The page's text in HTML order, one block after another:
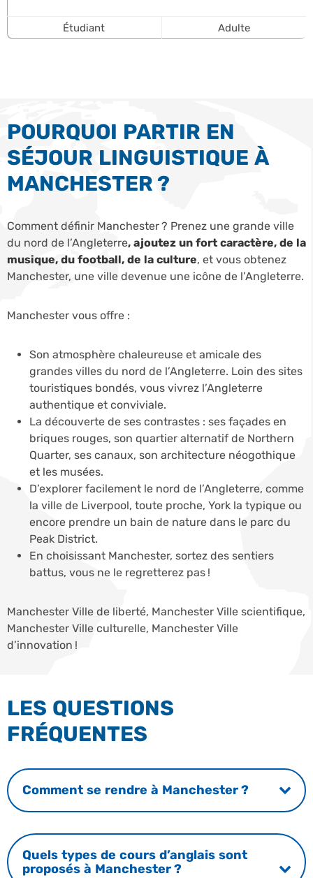
Étudiant Adulte
POURQUOI PARTIR EN
SÉJOUR LINGUISTIQUE À
MANCHESTER ?
Comment définir Manchester ? Prenez une grande ville
du nord de l’Angleterre, ajoutez un fort caractère, de la
musique, du football, de la culture, et vous obtenez
Manchester, une ville devenue une icône de l’Angleterre.
Manchester vous offre :
Son atmosphère chaleureuse et amicale des
grandes villes du nord de l’Angleterre. Loin des sites
touristiques bondés, vous vivrez l’Angleterre
authentique et conviviale.
La découverte de ses contrastes : ses façades en
briques rouges, son quartier alternatif de Northern
Quarter, ses canaux, son architecture néogothique
et les musées.
D’explorer facilement le nord de l’Angleterre, comme
la ville de Liverpool, toute proche, York la typique ou
encore prendre un bain de nature dans le parc du
Peak District.
En choisissant Manchester, sortez des sentiers
battus, vous ne le regretterez pas !
Manchester Ville de liberté, Manchester Ville scientifique,
Manchester Ville culturelle, Manchester Ville
d’innovation !
LES QUESTIONS
FRÉQUENTES
Comment se rendre à Manchester ?
Quels types de cours d’anglais sont
proposés à Manchester ?